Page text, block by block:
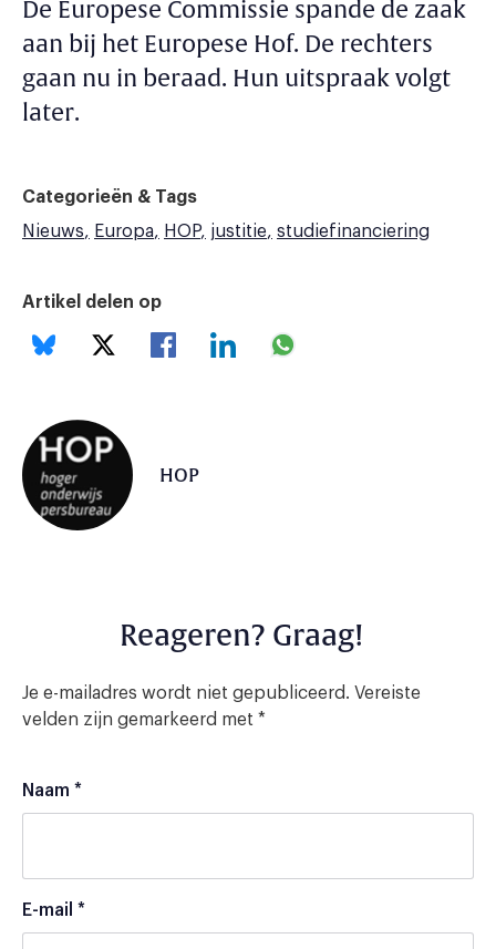
De Europese Commissie spande de zaak
aan bij het Europese Hof. De rechters
gaan nu in beraad. Hun uitspraak volgt
later.
Categorieën & Tags
Nieuws
Europa HOP justitie studiefinanciering
Artikel delen op
HOP
Reageren? Graag!
Je e-mailadres wordt niet gepubliceerd. Vereiste
velden zijn gemarkeerd met *
Naam *
E-mail *